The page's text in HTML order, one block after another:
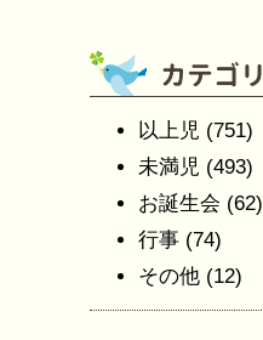
以上児 (751)
未満児 (493)
お誕生会 (62)
行事 (74)
その他 (12)